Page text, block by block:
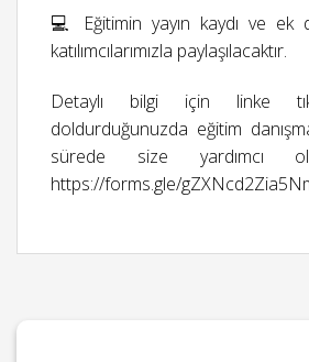
💻 Eğitimin yayın kaydı ve ek
katılımcılarımızla paylaşılacaktır.
Detaylı bilgi için linke
doldurduğunuzda eğitim
sürede size yardımcı
https://forms.gle/